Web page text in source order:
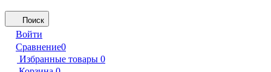
Поиск
Войти
Сравнение0
Избранные товары 0